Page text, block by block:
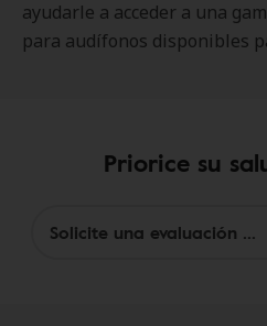
ayudarle a acceder a una
para audífonos disponibles
Priorice su